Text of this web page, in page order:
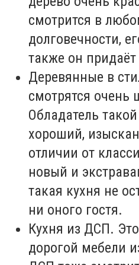
смотрится в
долговечности,
также он придаёт
Деревянные в
смотрятся очень
Обладатель
хороший,
отличии от
новый и
такая кухня не
ни оного гостя.
Кухня из ДСП.
дорогой мебели